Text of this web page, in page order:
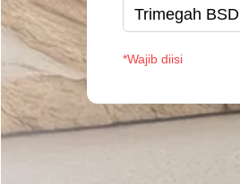
Trimegah BSD
*Wajib diisi